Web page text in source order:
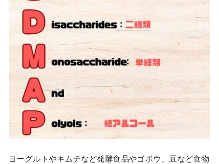
ヨーグルトやキムチなど発酵食品やゴボウ、豆など食物